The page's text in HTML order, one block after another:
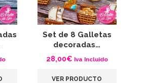
Set de 8 Galletas
decoradas…
28,00€ Iva Incluido
VER PRODUCTO